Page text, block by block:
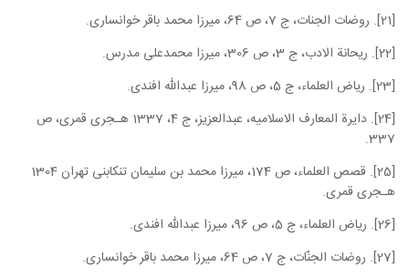
[21]. روضات الجنات، ج 7، ص 64، میرزا محمد باقر خوانساری.
[22]. ریحانة الادب، ج 3، ص 306، میرزا محمدعلی مدرس.
[23]. ریاض العلماء، ج 5، ص 98، میرزا عبدالله افندی.
[24]. دایرة المعارف الاسلامیه، عبدالعزیز، ج 4، 1337 هـجری قمری، ص
337.
[25]. قصص العلماء، ص 174، میرزا محمد بن سلیمان تنکابنی تهران 1304
هـجری قمری.
[26]. ریاض العلماء، ج 5، ص 96، میرزا عبدالله افندی.
[27]. روضات الجنّات، ج 7، ص 64، میرزا محمد باقر خوانساری.